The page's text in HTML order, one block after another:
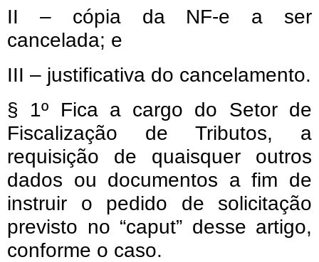
II – cópia da NF-e a ser
cancelada; e
III – justificativa do cancelamento.
§ 1º Fica a cargo do Setor de
Fiscalização de Tributos, a
requisição de quaisquer outros
dados ou documentos a fim de
instruir o pedido de solicitação
previsto no “caput” desse artigo,
conforme o caso.